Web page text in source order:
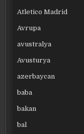
Atletico Madrid
Avrupa
avustralya
Avusturya
azerbaycan
baba
bakan
bal